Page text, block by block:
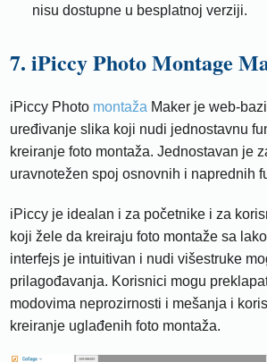
nisu dostupne u besplatnoj verziji.
7. iPiccy Photo Montage
iPiccy Photo montaža Maker je web-
uređivanje slika koji nudi jednostavnu
kreiranje foto montaža. Jednostavan je
uravnotežen spoj osnovnih i naprednih
iPiccy je idealan i za početnike i za
koji žele da kreiraju foto montaže sa
interfejs je intuitivan i nudi višestruke
prilagođavanja. Korisnici mogu
modovima neprozirnosti i mešanja i
kreiranje uglađenih foto montaža.